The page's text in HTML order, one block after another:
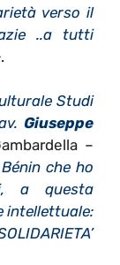
verso il
..a tutti
Studi
Giuseppe
–
che ho
a questa
intellettuale: